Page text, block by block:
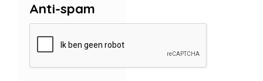
Anti-spam